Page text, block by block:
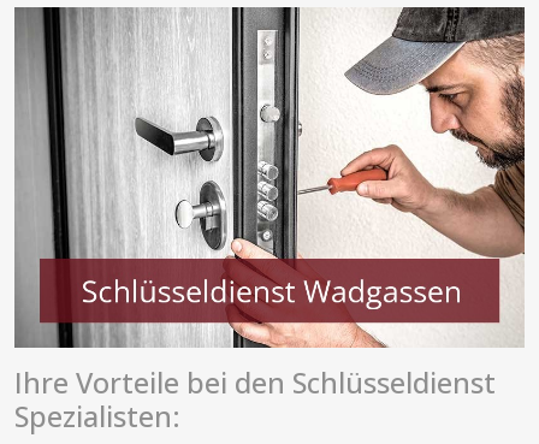
Ihre Vorteile bei den Schlüsseldienst
Spezialisten: